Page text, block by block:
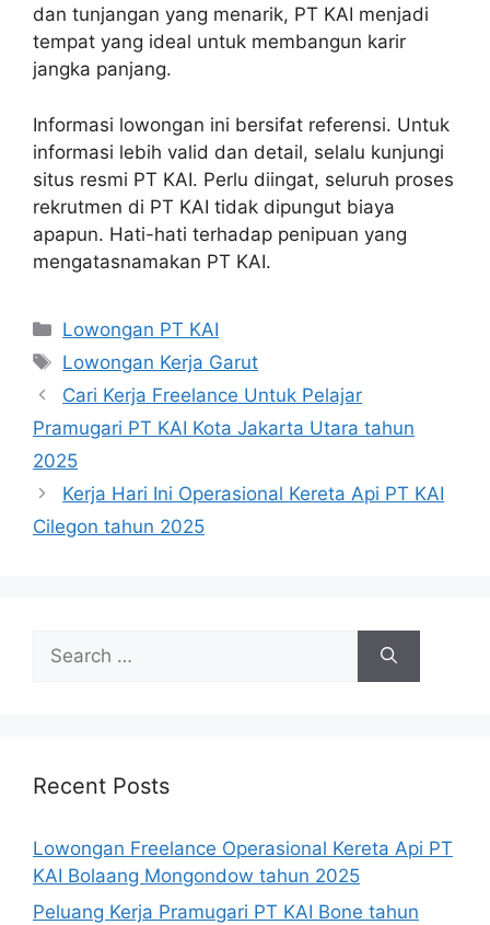
dan tunjangan yang menarik, PT KAI menjadi
tempat yang ideal untuk membangun karir
jangka panjang.
Informasi lowongan ini bersifat referensi. Untuk
informasi lebih valid dan detail, selalu kunjungi
situs resmi PT KAI. Perlu diingat, seluruh proses
rekrutmen di PT KAI tidak dipungut biaya
apapun. Hati-hati terhadap penipuan yang
mengatasnamakan PT KAI.
Categories
Lowongan PT KAI
Tags
Lowongan Kerja Garut
Cari Kerja Freelance Untuk Pelajar
Pramugari PT KAI Kota Jakarta Utara tahun
2025
Kerja Hari Ini Operasional Kereta Api PT KAI
Cilegon tahun 2025
for:
Recent Posts
Lowongan Freelance Operasional Kereta Api PT
KAI Bolaang Mongondow tahun 2025
Peluang Kerja Pramugari PT KAI Bone tahun